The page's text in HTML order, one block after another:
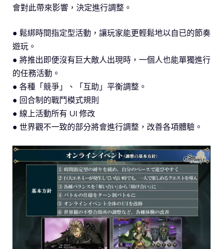
會對此帶來影響，決定進行調整。
● 鬆綁時間指定型活動，讓玩家能更輕鬆地以自已的節奏
遊玩。
● 將推出即便沒有巨大敵人出現時，一個人也能單獨進行
的任務活動。
● 各種「競爭」、「互助」平衡調整。
● 回合制的戰鬥模式規則
● 線上活動所有 UI 修改
● 世界觀不一致的部分將會進行調整，改善各項體驗。